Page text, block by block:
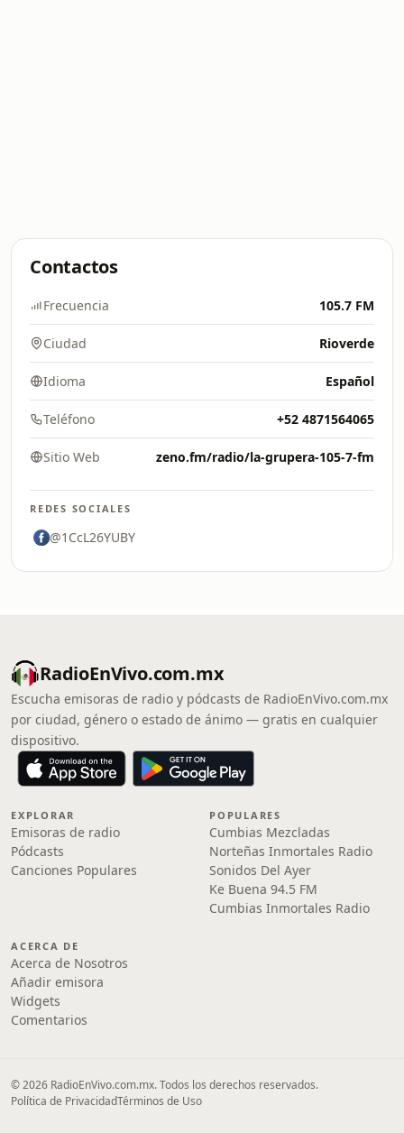
Contactos
Frecuencia 105.7 FM
Ciudad Rioverde
Idioma Español
Teléfono +52 4871564065
Sitio Web zeno.fm/radio/la-grupera-105-7-fm
REDES SOCIALES
@1CcL26YUBY
RadioEnVivo.com.mx
Escucha emisoras de radio y pódcasts de RadioEnVivo.com.mx
por ciudad, género o estado de ánimo — gratis en cualquier
dispositivo.
EXPLORAR
Emisoras de radio
Pódcasts
Canciones Populares
POPULARES
Cumbias Mezcladas
Norteñas Inmortales Radio
Sonidos Del Ayer
Ke Buena 94.5 FM
Cumbias Inmortales Radio
ACERCA DE
Acerca de Nosotros
Añadir emisora
Widgets
Comentarios
© 2026 RadioEnVivo.com.mx. Todos los derechos reservados.
Política de PrivacidadTérminos de Uso